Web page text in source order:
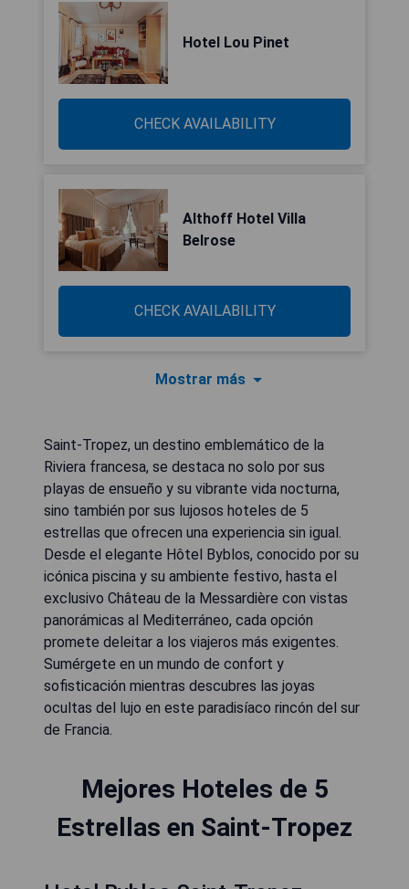
Hotel Lou Pinet
CHECK AVAILABILITY
Althoff Hotel Villa
Belrose
CHECK AVAILABILITY
Mostrar más
Saint-Tropez, un destino emblemático de la
Riviera francesa, se destaca no solo por sus
playas de ensueño y su vibrante vida nocturna,
sino también por sus lujosos hoteles de 5
estrellas que ofrecen una experiencia sin igual.
Desde el elegante Hôtel Byblos, conocido por su
icónica piscina y su ambiente festivo, hasta el
exclusivo Château de la Messardière con vistas
panorámicas al Mediterráneo, cada opción
promete deleitar a los viajeros más exigentes.
Sumérgete en un mundo de confort y
sofisticación mientras descubres las joyas
ocultas del lujo en este paradisíaco rincón del sur
de Francia.
Mejores Hoteles de 5
Estrellas en Saint-Tropez